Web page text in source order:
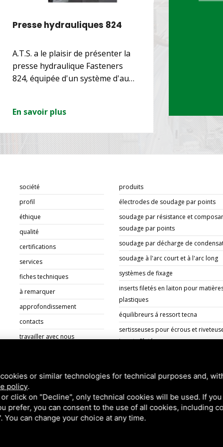
Presse hydrauliques 824
A.T.S. a le plaisir de présenter la
presse hydraulique Fasteners
824, équipée d'un système d'au…
En savoir plus
société
profil
éthique
qualité
certifications
services
fiches techniques
à remarquer
approfondissement
contacts
travailler avec nous
produits
électrodes de soudage par points
soudage par résistance et
soudage par points
soudage par décharge de
soudage à l'arc court et à l'arc long
systèmes de fixage
inserts filetés en laiton pour
plastiques
équilibreurs á ressort tecna
sertisseuses pour écrous et
inserts filetés
(BO) Italy | P.Iva 00824841209 |Privacy |Notes légales|
or similar technologies for technical purposes and,
policy.
click on "Decline", only technical cookies will be used. If
prefer, you can consent to the use of all cookies, including
can change your choice at any time.